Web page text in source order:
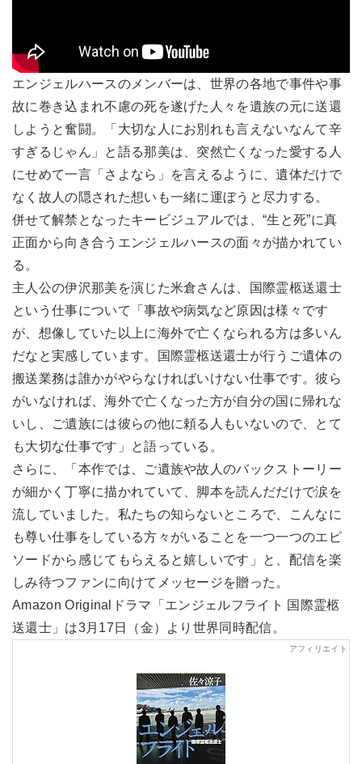
エンジェルハースのメンバーは、世界の各地で事件や事
故に巻き込まれ不慮の死を遂げた人々を遺族の元に送還
しようと奮闘。「大切な人にお別れも言えないなんて辛
すぎるじゃん」と語る那美は、突然亡くなった愛する人
にせめて一言「さよなら」を言えるように、遺体だけで
なく故人の隠された想いも一緒に運ぼうと尽力する。
併せて解禁となったキービジュアルでは、“生と死”に真
正面から向き合うエンジェルハースの面々が描かれてい
る。
主人公の伊沢那美を演じた米倉さんは、国際霊柩送還士
という仕事について「事故や病気など原因は様々です
が、想像していた以上に海外で亡くなられる方は多いん
だなと実感しています。国際霊柩送還士が行うご遺体の
搬送業務は誰かがやらなければいけない仕事です。彼ら
がいなければ、海外で亡くなった方が自分の国に帰れな
いし、ご遺族には彼らの他に頼る人もいないので、とて
も大切な仕事です」と語っている。
さらに、「本作では、ご遺族や故人のバックストーリー
が細かく丁寧に描かれていて、脚本を読んだだけで涙を
流していました。私たちの知らないところで、こんなに
も尊い仕事をしている方々がいることを一つ一つのエピ
ソードから感じてもらえると嬉しいです」と、配信を楽
しみ待つファンに向けてメッセージを贈った。
Amazon Originalドラマ「エンジェルフライト 国際霊柩
送還士」は3月17日（金）より世界同時配信。